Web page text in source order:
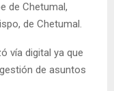
de Chetumal,
de Chetumal.
vía digital ya que
de asuntos